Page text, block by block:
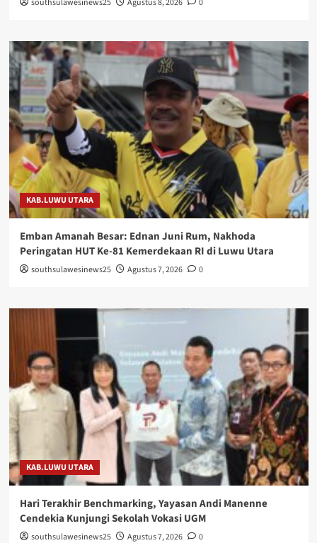
KAB.LUWU UTARA
Emban Amanah Besar: Ednan Juni Rum, Nakhoda
Peringatan HUT Ke-81 Kemerdekaan RI di Luwu Utara
southsulawesinews25 Agustus 7, 2026 0
KAB.LUWU UTARA
Hari Terakhir Benchmarking, Yayasan Andi Manenne
Cendekia Kunjungi Sekolah Vokasi UGM
southsulawesinews25 Agustus 7, 2026 0